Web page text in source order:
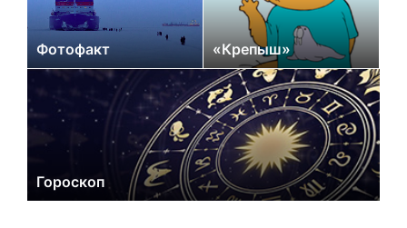
Фотофакт «Крепыш»
Гороскоп